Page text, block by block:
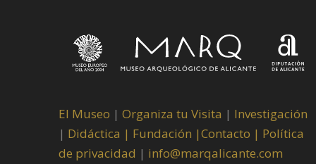
El Museo | Organiza tu Visita | Investigación
| Didáctica | Fundación |Contacto | Política
de privacidad | info@marqalicante.com